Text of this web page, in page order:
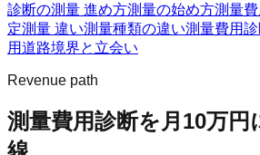
診断の測量 進め方測量の始め方測量
定測量 違い測量種類の違い測量費用
用道路境界と立会い
Revenue path
測量費用診断を月10万円